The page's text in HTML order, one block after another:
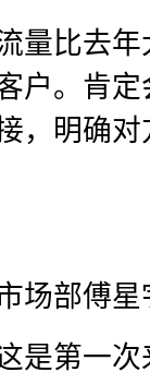
量比去
户。肯
，明确
场部傅星
是第一